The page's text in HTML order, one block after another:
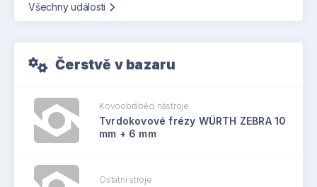
Všechny události
Čerstvě v bazaru
Kovoobráběcí nástroje
Tvrdokovové frézy WÜRTH ZEBRA 10
mm + 6 mm
Ostatní stroje